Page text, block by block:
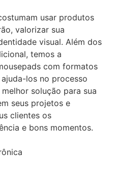
usar produtos
valorizar sua
visual. Além dos
temos a
com formatos
los no processo
solução para sua
seus projetos e
clientes os
e bons momentos.